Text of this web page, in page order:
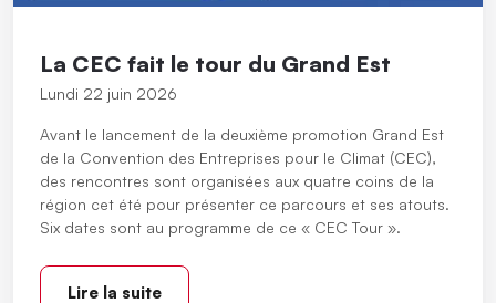
La CEC fait le tour du Grand Est
Lundi 22 juin 2026
Avant le lancement de la deuxième promotion Grand Est
de la Convention des Entreprises pour le Climat (CEC),
des rencontres sont organisées aux quatre coins de la
région cet été pour présenter ce parcours et ses atouts.
Six dates sont au programme de ce « CEC Tour ».
Lire la suite